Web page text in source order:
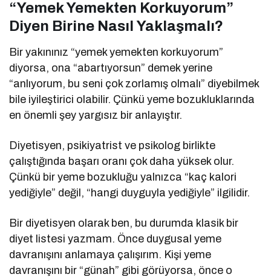
“Yemek Yemekten Korkuyorum”
Diyen Birine Nasıl Yaklaşmalı?
Bir yakınınız “yemek yemekten korkuyorum”
diyorsa, ona “abartıyorsun” demek yerine
“anlıyorum, bu seni çok zorlamış olmalı” diyebilmek
bile iyileştirici olabilir. Çünkü yeme bozukluklarında
en önemli şey yargısız bir anlayıştır.
Diyetisyen, psikiyatrist ve psikolog birlikte
çalıştığında başarı oranı çok daha yüksek olur.
Çünkü bir yeme bozukluğu yalnızca “kaç kalori
yediğiyle” değil, “hangi duyguyla yediğiyle” ilgilidir.
Bir diyetisyen olarak ben, bu durumda klasik bir
diyet listesi yazmam. Önce duygusal yeme
davranışını anlamaya çalışırım. Kişi yeme
davranışını bir “günah” gibi görüyorsa, önce o